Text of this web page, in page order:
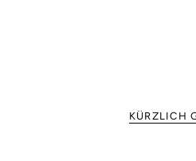
KÜRZLICH